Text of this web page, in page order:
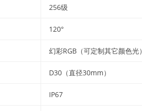
256级
120°
幻彩RGB（可定制其它颜色光）
D30（直径30mm）
IP67